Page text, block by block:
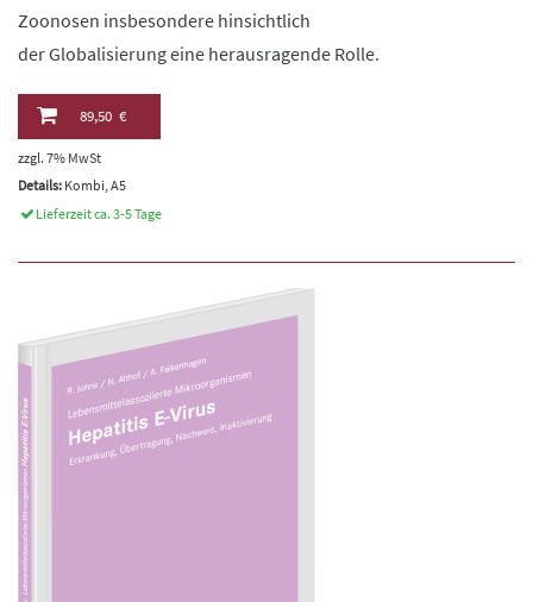
Zoonosen insbesondere hinsichtlich
der Globalisierung eine herausragende Rolle.
89,50 €
zzgl. 7% MwSt
Details: Kombi, A5
Lieferzeit ca. 3-5 Tage